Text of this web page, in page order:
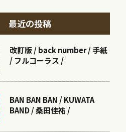
最近の投稿
改訂版 / back number / 手紙
/ フルコーラス /
BAN BAN BAN / KUWATA
BAND / 桑田佳祐 /